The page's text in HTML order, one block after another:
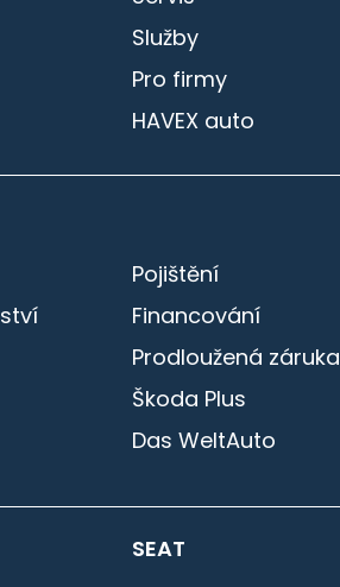
Služby
Pro firmy
HAVEX auto
Pojištění
Financování
Prodloužená záruka
Škoda Plus
Das WeltAuto
SEAT